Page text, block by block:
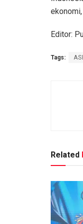
Editor:
Tags:
Related